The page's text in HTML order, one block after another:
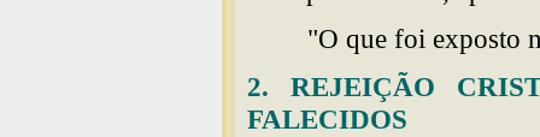
"O que foi exposto
2. REJEIÇÃO
FALECIDOS